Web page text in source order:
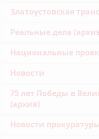
Златоустовская
Реальные дела
Национальные
Новости
75 лет Победы в
(архив)
Новости прокуратуры